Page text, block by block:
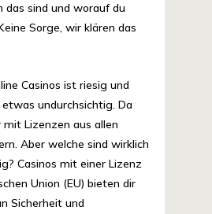
das sind und worauf du
Sorge, wir klären das
Casinos ist riesig und
undurchsichtig. Da
Lizenzen aus allen
Aber welche sind wirklich
Casinos mit einer Lizenz
Union (EU) bieten dir
Sicherheit und